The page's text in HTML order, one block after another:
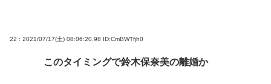
22 : 2021/07/17(土) 08:06:20.98 ID:CmBWTfjh0
このタイミングで鈴木保奈美の離婚か